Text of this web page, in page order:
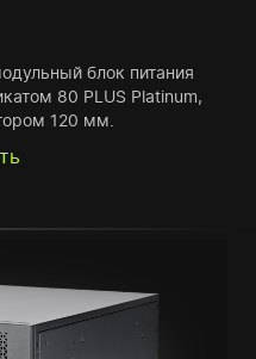
блок питания
80 PLUS Platinum,
120 мм.